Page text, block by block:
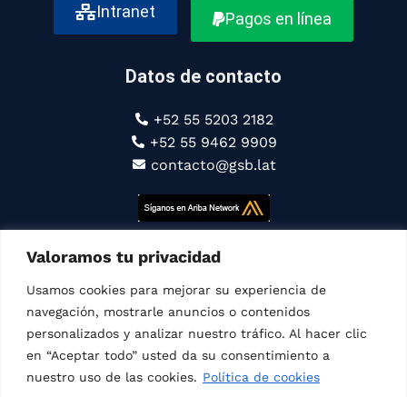
Valoramos tu privacidad
Usamos cookies para mejorar su experiencia de
navegación, mostrarle anuncios o contenidos
personalizados y analizar nuestro tráfico. Al hacer clic
en “Aceptar todo” usted da su consentimiento a
nuestro uso de las cookies. Política de cookies
Intranet Pagos en línea
Datos de contacto
+52 55 5203 2182
+52 55 9462 9909
contacto@gsb.lat
Somos parte deConnect Americas
Síguenos